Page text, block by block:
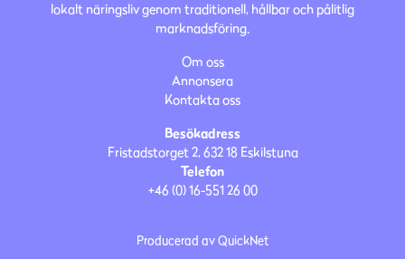
lokalt näringsliv genom traditionell, hållbar och pålitlig
marknadsföring.
Om oss
Annonsera
Kontakta oss
Besökadress
Fristadstorget 2, 632 18 Eskilstuna
Telefon
+46 (0) 16-551 26 00
Producerad avQuickNet